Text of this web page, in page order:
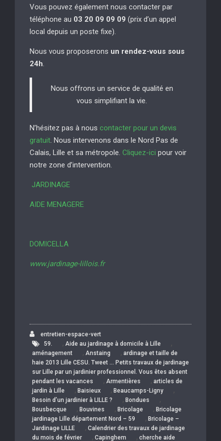
Vous pouvez également nous contacter par
téléphone au 03 20 09 09 09 (prix d’un appel
local depuis un poste fixe).
Nous vous proposerons un rendez-vous sous
24h.
Nous offrons un service de qualité en
vous simplifiant la vie.
N’hésitez pas à nous contacter pour un devis
gratuit. Nous intervenons dans le Nord Pas de
Calais, Lille et sa métropole. Cliquez-ici pour voir
notre zone d’intervention.
JARDINAGE
AIDE MENAGERE
DOMICELLA
www.jardinage-lillois.fr
entretien-espace-vert
59.
, Aide au jardinage à domicile à Lille ,
aménagement , Anstaing , ardinage et taille de
haie 2013 Lille CESU. Tweet … Petits travaux de jardinage
sur Lille par un jardinier professionnel. Vous êtes absent
pendant les vacances
, Armentières , articles de
jardin à Lille
, Baisieux , Beaucamps-Ligny ,
Besoin d’un jardinier à LILLE ? , Bondues ,
Bousbecque , Bouvines , Bricolage , Bricolage
jardinage Lille département Nord – 59
, Bricolage –
Jardinage LILLE
, Calendrier des travaux de jardinage
du mois de février
, Capinghem , cherche aide